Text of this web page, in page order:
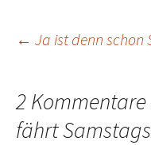
← Ja ist denn schon
2 Kommentare
fährt Samstags